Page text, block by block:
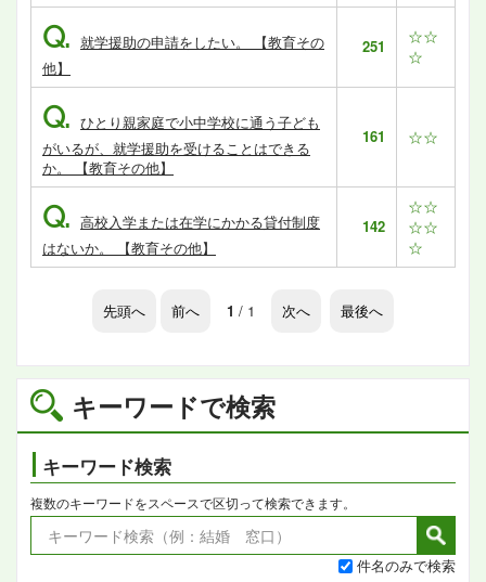
キーワードで検索
キーワード検索
複数のキーワードをスペースで区切って検索できます。
件名のみで検索
Q. 就学援助の申請をしたい。 【教育その
他】
251
☆☆
☆
Q. ひとり親家庭で小中学校に通う子ども
がいるが、就学援助を受けることはできる
か。 【教育その他】
161 ☆☆
Q. 高校入学または在学にかかる貸付制度
はないか。 【教育その他】
142
☆☆
☆☆
☆
先頭へ 前へ 1 / 1 次へ 最後へ